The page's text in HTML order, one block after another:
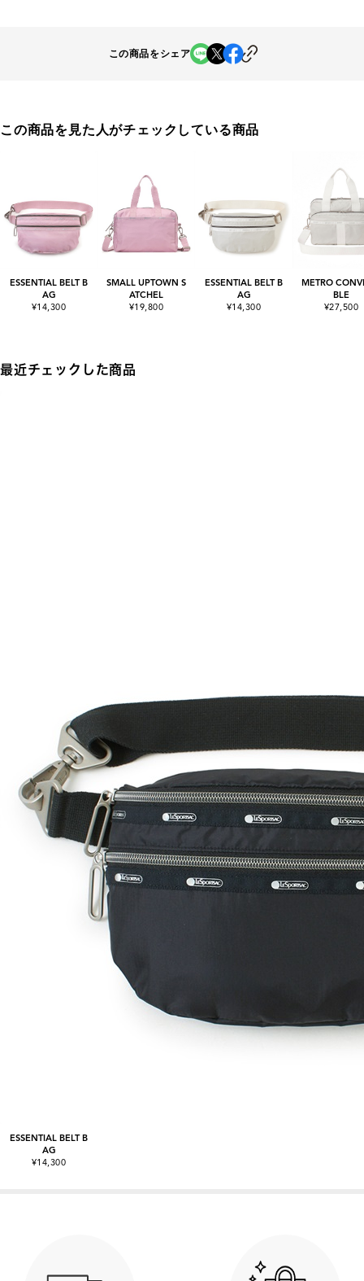
この商品をシェア
この商品を見た人がチェックしている商品
ESSENTIAL BELT B
AG
¥14,300
SMALL UPTOWN S
ATCHEL
¥19,800
ESSENTIAL BELT B
AG
¥14,300
METRO
BLE
¥27,500
最近チェックした商品
ESSENTIAL BELT B
AG
¥14,300